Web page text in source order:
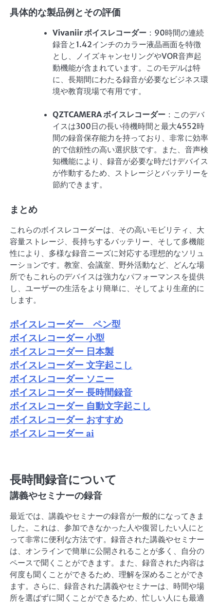
具体的な製品例とその評価
Vivaniir ボイスレコーダー ：90時間の連続
録音と1.42インチのカラー液晶画面を特徴
とし、ノイズキャンセリングやVOR音声起
動機能が含まれています。このモデルは特
に、長期間にわたる録音が必要なビジネス環
境や教育現場で有用です。
QZTCAMERA ボイスレコーダー ：このデバ
イスは300日の長い待機時間と最大4552時
間の録音保存能力を持っており、非常に効率
的で信頼性の高い選択肢です。また、音声検
知機能により、録音が必要な時だけデバイス
が作動するため、ストレージとバッテリーを
節約できます。
まとめ
これらのボイスレコーダーは、その高いモビリティ、大
容量ストレージ、長持ちするバッテリー、そして多機能
性により、多様な録音ニーズに対応する理想的なソリュ
ーションです。教室、会議室、野外活動など、どんな場
所でもこれらのデバイスは強力なパフォーマンスを提供
し、ユーザーの生活をより簡単に、そしてより生産的に
します。
ボイスレコーダー ペン型
ボイスレコーダー 小型
ボイスレコーダー 日本製
ボイスレコーダー 文字起こし
ボイスレコーダー ソニー
ボイスレコーダー 長時間録音
ボイスレコーダー 自動文字起こし
ボイスレコーダー おすすめ
ボイスレコーダー ai
長時間録音について
講義やセミナーの録音
最近では、講義やセミナーの録音が一般的になってきま
した。これは、参加できなかった人や復習したい人にと
って非常に便利な方法です。録音された講義やセミナー
は、オンラインで簡単に公開されることが多く、自分の
ペースで聞くことができます。また、録音された内容は
何度も聞くことができるため、理解を深めることができ
ます。さらに、録音された講義やセミナーは、時間や場
所を選ばずに聞くことができるため、忙しい人にも最適